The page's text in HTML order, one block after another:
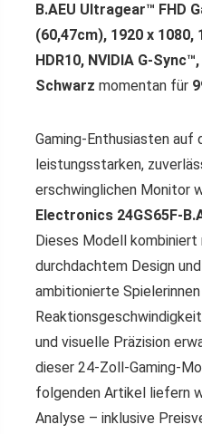
B.AEU Ultragear™ FHD
(60,47cm), 1920 x 1080,
HDR10, NVIDIA G-
Schwarz momentan für
Gaming-Enthusiasten auf
leistungsstarken,
erschwinglichen Monitor
Electronics 24GS65F-
Dieses Modell
durchdachtem Design
ambitionierte
und visuelle Präzision
dieser 24-Zoll-Gaming-
folgenden Artikel liefern
Analyse – inklusive